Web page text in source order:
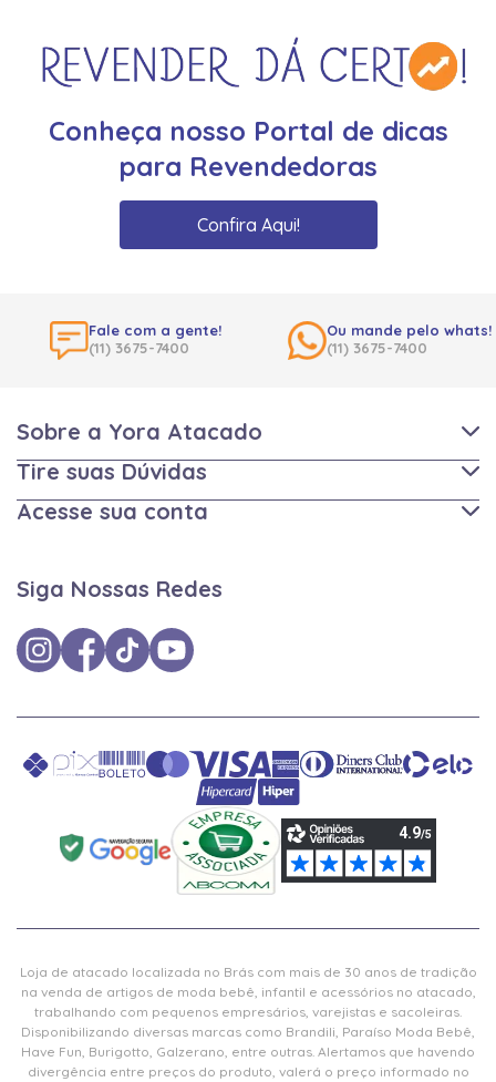
Conheça nosso Portal de dicas
para Revendedoras
Confira Aqui!
Fale com a gente!
(11) 3675-7400
Ou mande pelo whats!
(11) 3675-7400
Sobre a Yora Atacado
Tire suas Dúvidas
Acesse sua conta
Siga Nossas Redes
Loja de atacado localizada no Brás com mais de 30 anos de tradição
na venda de artigos de moda bebê, infantil e acessórios no atacado,
trabalhando com pequenos empresários, varejistas e sacoleiras.
Disponibilizando diversas marcas como Brandili, Paraíso Moda Bebê,
Have Fun, Burigotto, Galzerano, entre outras. Alertamos que havendo
divergência entre preços do produto, valerá o preço informado no